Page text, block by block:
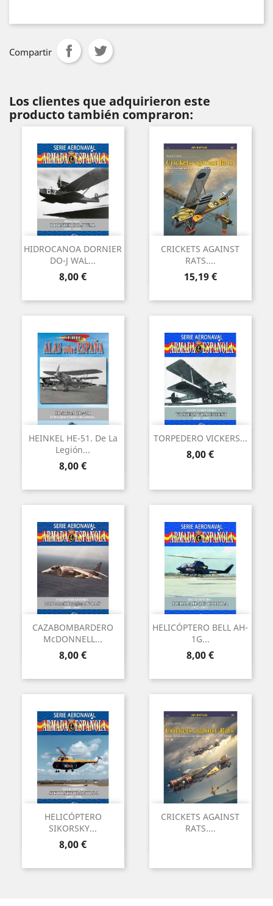
Compartir
Los clientes que adquirieron este
producto también compraron:
HIDROCANOA DORNIER
DO-J WAL...
Precio
8,00 €
CRICKETS AGAINST
RATS....
Precio
15,19 €
HEINKEL HE-51. De La
Legión...
Precio
8,00 €
TORPEDERO VICKERS...
Precio
8,00 €
CAZABOMBARDERO
McDONNELL...
Precio
8,00 €
HELICÓPTERO BELL AH-
1G...
Precio
8,00 €
HELICÓPTERO
SIKORSKY...
Precio
8,00 €
CRICKETS AGAINST
RATS....